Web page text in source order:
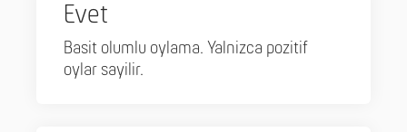
Evet
Basit olumlu oylama. Yalnizca pozitif
oylar sayilir.